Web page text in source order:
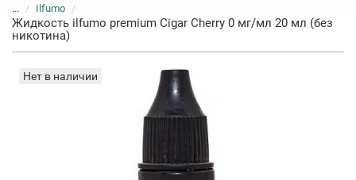
... Ilfumo
Жидкость ilfumo premium Cigar Cherry 0 мг/мл 20 мл (без
никотина)
Нет в наличии